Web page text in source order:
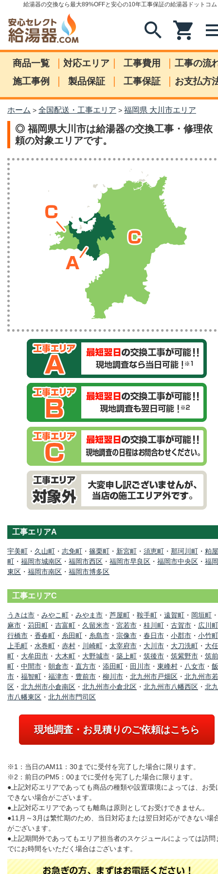
給湯器の交換なら最大89%OFFと安心の10年工事保証の給湯器ドットコム
search shopping_cart
商品一覧 | 対応エリア | 工事費用 | 工事の流
施工事例
| 製品保証 | 工事保証 | お支払方
ホーム > 全国配送・工事エリア > 福岡県 大川市エリア
◎ 福岡県大川市は給湯器の交換工事・修理依
頼の対象エリアです。
工事エリアA
宇美町 ・ 久山町 ・ 志免町 ・ 篠栗町 ・ 新宮町 ・ 須恵町 ・ 那珂川町 ・ 粕屋
町 ・ 福岡市城南区 ・ 福岡市西区 ・ 福岡市早良区 ・ 福岡市中央区 ・ 福
東区 ・ 福岡市南区 ・ 福岡市博多区
工事エリアC
うきは市 ・ みやこ町 ・ みやま市 ・ 芦屋町 ・ 鞍手町 ・ 遠賀町 ・ 岡垣町 ・
麻市 ・ 苅田町 ・ 吉富町 ・ 久留米市 ・ 宮若市 ・ 桂川町 ・ 古賀市 ・ 広川町
行橋市 ・ 香春町 ・ 糸田町 ・ 糸島市 ・ 宗像市 ・ 春日市 ・ 小郡市 ・ 小竹町
上毛町 ・ 水巻町 ・ 赤村 ・ 川崎町 ・ 太宰府市 ・ 大川市 ・ 大刀洗町 ・ 大任
町 ・ 大牟田市 ・ 大木町 ・ 大野城市 ・ 築上町 ・ 筑後市 ・ 筑紫野市 ・ 筑前
町 ・ 中間市 ・ 朝倉市 ・ 直方市 ・ 添田町 ・ 田川市 ・ 東峰村 ・ 八女市 ・
市 ・ 福智町 ・ 福津市 ・ 豊前市 ・ 柳川市 ・ 北九州市戸畑区 ・ 北九州市
区 ・ 北九州市小倉南区 ・ 北九州市小倉北区 ・ 北九州市八幡西区 ・ 北
市八幡東区 ・ 北九州市門司区
現地調査・お見積りのご依頼はこちら
※1：当日のAM11：30までに受付を完了した場合に限ります。
※2：前日のPM5：00までに受付を完了した場合に限ります。
●上記対応エリアであっても商品の種類や設置環境によっては、お受
できない場合がございます。
●上記対応エリアであっても離島は原則としてお受けできません。
●11月～3月は繁忙期のため、当日対応または翌日対応ができない場
がございます。
●上記期間外であってもエリア担当者のスケジュールによっては訪問
でにお時間をいただく場合はございます。